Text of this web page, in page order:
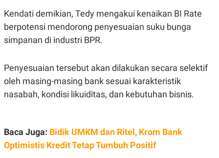
N
C
A
D
Y
R
L
E
A
.
D
L
A
N
A
K
J
A
Kendati demikian, Tedy mengakui kenaikan BI Rate
berpotensi mendorong penyesuaian suku bunga
simpanan di industri BPR.
Penyesuaian tersebut akan dilakukan secara selektif
oleh masing-masing bank sesuai karakteristik
nasabah, kondisi likuiditas, dan kebutuhan bisnis.
Baca Juga: Bidik UMKM dan Ritel, Krom Bank
Optimistis Kredit Tetap Tumbuh Positif